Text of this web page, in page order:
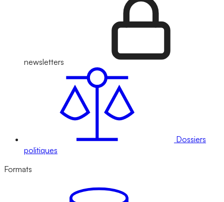
newsletters
Dossiers
politiques
Formats